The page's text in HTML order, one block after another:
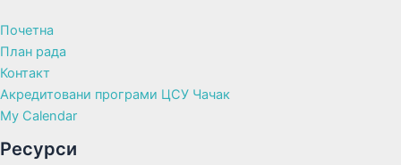
Почетна
План рада
Контакт
Акредитовани програми ЦСУ Чачак
My Calendar
Ресурси